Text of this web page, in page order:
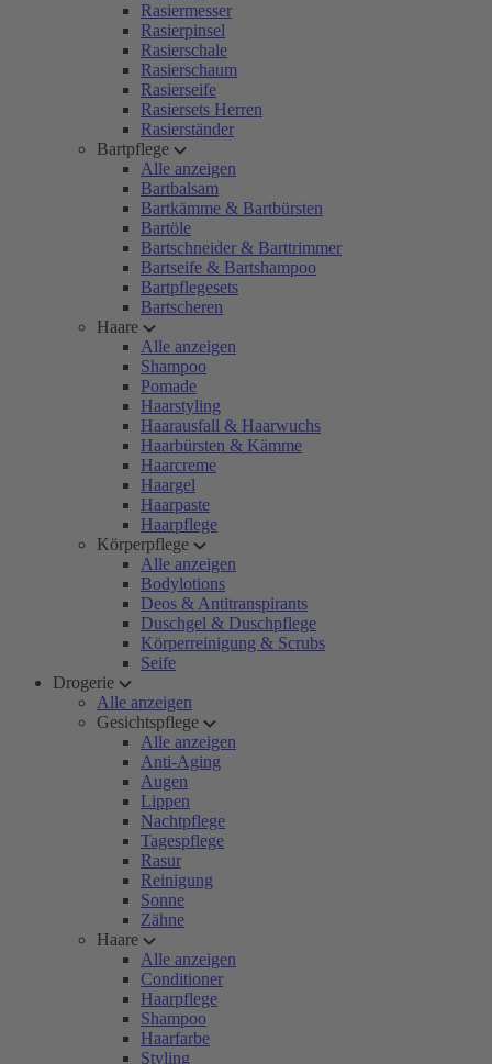
Rasiermesser
Rasierpinsel
Rasierschale
Rasierschaum
Rasierseife
Rasiersets Herren
Rasierständer
Bartpflege
Alle anzeigen
Bartbalsam
Bartkämme & Bartbürsten
Bartöle
Bartschneider & Barttrimmer
Bartseife & Bartshampoo
Bartpflegesets
Bartscheren
Haare
Alle anzeigen
Shampoo
Pomade
Haarstyling
Haarausfall & Haarwuchs
Haarbürsten & Kämme
Haarcreme
Haargel
Haarpaste
Haarpflege
Körperpflege
Alle anzeigen
Bodylotions
Deos & Antitranspirants
Duschgel & Duschpflege
Körperreinigung & Scrubs
Seife
Drogerie
Alle anzeigen
Gesichtspflege
Alle anzeigen
Anti-Aging
Augen
Lippen
Nachtpflege
Tagespflege
Rasur
Reinigung
Sonne
Zähne
Haare
Alle anzeigen
Conditioner
Haarpflege
Shampoo
Haarfarbe
Styling